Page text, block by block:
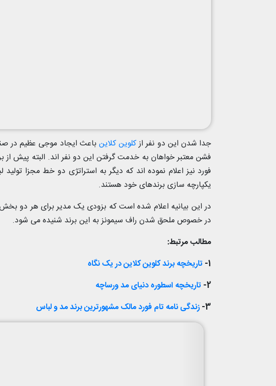
جدا شدن این دو نفر ازکلوین کلاینباعث ایجاد موجی عظیم در
فشن معتبر خواهان به خدمت گرفتن این دو نفر اند. البته پیش از
فورد نیز اعلام نموده اند که دیگر به استراتژی دو خط مجزا
یکپارچه سازی برندهای خود هستند.
در این بیانیه اعلام شده است که بزودی یک مدیر برای هر دو
در خصوص ملحق شدن راف سیمونز به این برند شنیده می شود.
مطالب مرتبط:
1- تاریخچه برند کلوین کلاین در یک نگاه
2- تاریخچه اسطوره دنیای مد ورساچه
3- زندگی نامه تام فورد مالک مشهورترین برند مد و لباس